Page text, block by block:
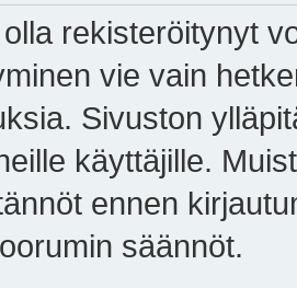
rekisteröitynyt
vie vain
Sivuston
käyttäjille.
ennen
säännöt.